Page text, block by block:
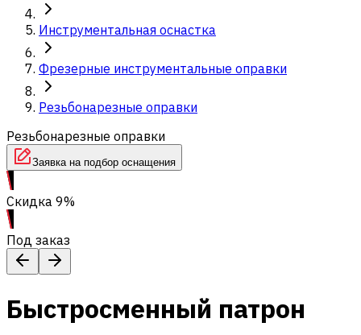
Инструментальная оснастка
Фрезерные инструментальные оправки
Резьбонарезные оправки
Резьбонарезные оправки
Заявка на подбор оснащения
Скидка 9%
Под заказ
Быстросменный патрон